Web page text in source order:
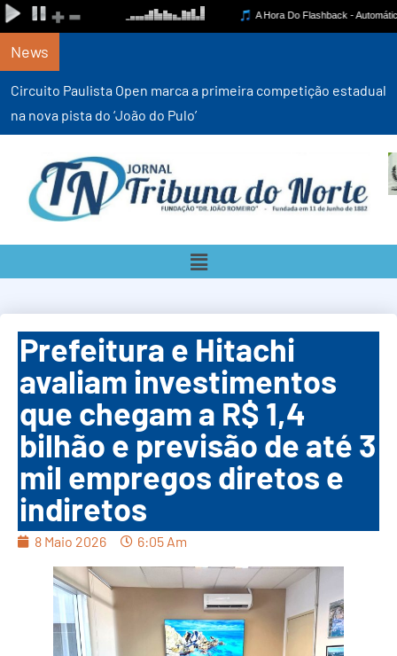
News
Circuito Paulista Open marca a primeira competição estadual
na nova pista do ‘João do Pulo’
Prefeitura e Hitachi
avaliam investimentos
que chegam a R$ 1,4
bilhão e previsão de até 3
mil empregos diretos e
indiretos
8 Maio 2026 6:05 Am